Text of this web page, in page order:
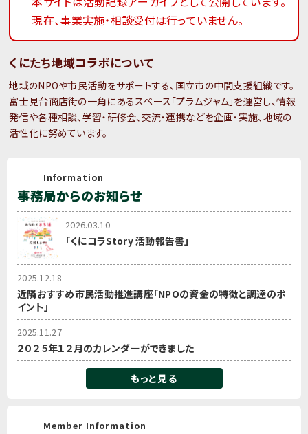
現在、事業実施・相談受付は行っていません。
くにたち地域コラボについて
地域のNPOや市民活動をサポートする、国立市の中間支援組織です。
富士見台商店街の一角にあるスペース「プラムジャム」を運営し、情報
発信や各種相談、学習・研修会、交流・連携などを企画・実施、地域の
活性化に努めています。
Information
事務局からのお知らせ
2026.03.10
「くにコラStory 活動報告書」
2025.12.18
近隣おすすめ市民活動推進講座「NPOの資金の特徴と調達のポ
イント」
2025.11.27
２０２５年１２月のカレンダーができました
もっと見る
Member Information